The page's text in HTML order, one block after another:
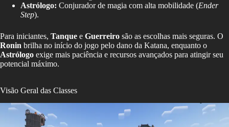
Astrólogo: Conjurador de magia com alta mobilidade (Ender
Step).
Para iniciantes, Tanque e Guerreiro são as escolhas mais seguras. O
Ronin brilha no início do jogo pelo dano da Katana, enquanto o
Astrólogo exige mais paciência e recursos avançados para atingir seu
potencial máximo.
Visão Geral das Classes